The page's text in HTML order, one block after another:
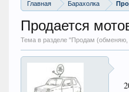
Главная Барахолка
Продается
Тема в разделе "Продам (обменяю,